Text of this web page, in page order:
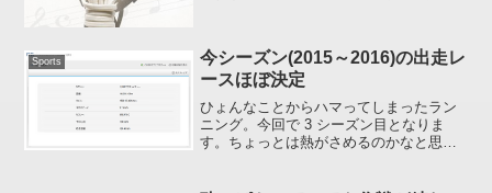
Wikipedia ： テーブルタッ...
Sports
今シーズン(2015～2016)の出走レ
ースほぼ決定
ひょんなことからハマってしまったラン
ニング。今回で 3 シーズン目となりま
す。ちょっとは熱がさめるのかなと思い